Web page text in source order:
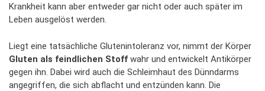
Krankheit kann aber entweder gar nicht oder auch später im
Leben ausgelöst werden.
Liegt eine tatsächliche Glutenintoleranz vor, nimmt der Körper
Gluten als feindlichen Stoff wahr und entwickelt Antikörper
gegen ihn. Dabei wird auch die Schleimhaut des Dünndarms
angegriffen, die sich abflacht und entzünden kann. Die